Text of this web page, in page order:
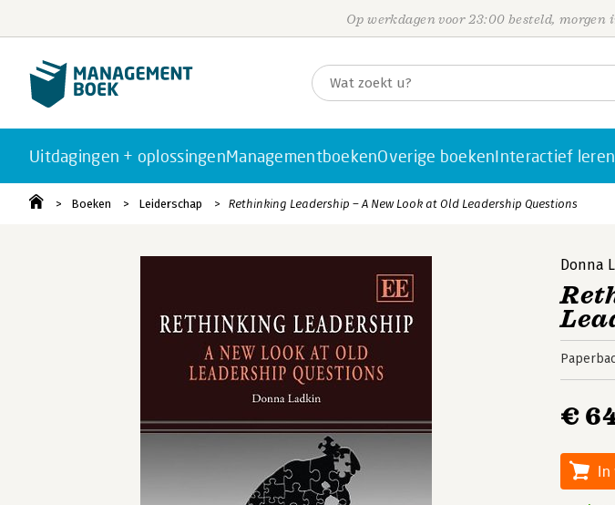
Op werkdagen voor 23:00 besteld, morgen
Uitdagingen + oplossingenManagementboekenOverige boekenInteractief leren
Boeken Leiderschap Rethinking Leadership – A New Look at Old Leadership Questions
Donna
€
In